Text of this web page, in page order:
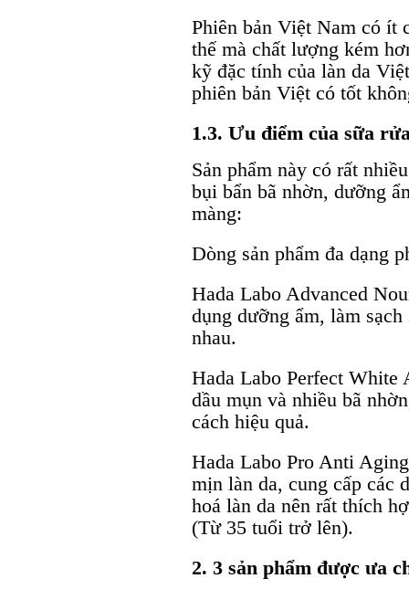
Phiên bản Việt Nam có ít
thế mà chất lượng kém
kỹ đặc tính của làn da
phiên bản Việt có tốt
1.3. Ưu điểm của sữa
Sản phẩm này có rất
bụi bẩn bã nhờn, dưỡng
màng:
Dòng sản phẩm đa dạng
Hada Labo Advanced
dụng dưỡng ẩm, làm
nhau.
Hada Labo Perfect White
dầu mụn và nhiều bã
cách hiệu quả.
Hada Labo Pro Anti
mịn làn da, cung cấp các
hoá làn da nên rất thích
(Từ 35 tuổi trở lên).
2. 3 sản phẩm được ưa